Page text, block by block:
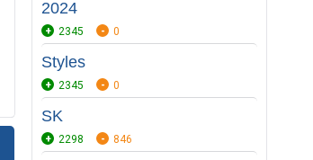
2024
2345 0
Styles
2345 0
SK
2298 846